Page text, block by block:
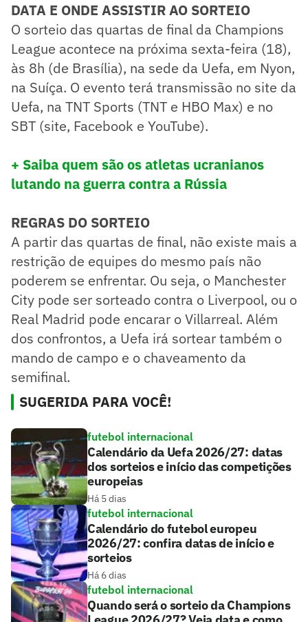
DATA E ONDE ASSISTIR AO SORTEIO
​O sorteio das quartas de final da Champions
League acontece na próxima sexta-feira (18),
às 8h (de Brasília), na sede da Uefa, em Nyon,
na Suíça. O evento terá transmissão no site da
Uefa, na TNT Sports (TNT e HBO Max) e no
SBT (site, Facebook e YouTube).
+ Saiba quem são os atletas ucranianos
lutando na guerra contra a Rússia
REGRAS DO SORTEIO
A partir das quartas de final, não existe mais a
restrição de equipes do mesmo país não
poderem se enfrentar. Ou seja, o Manchester
City pode ser sorteado contra o Liverpool, ou o
Real Madrid pode encarar o Villarreal. Além
dos confrontos, a Uefa irá sortear também o
mando de campo e o chaveamento da
semifinal.
SUGERIDA PARA VOCÊ!
futebol internacional
Calendário da Uefa 2026/27: datas
dos sorteios e início das competições
europeias
Há 5 dias
futebol internacional
Calendário do futebol europeu
2026/27: confira datas de início e
sorteios
Há 6 dias
futebol internacional
Quando será o sorteio da Champions